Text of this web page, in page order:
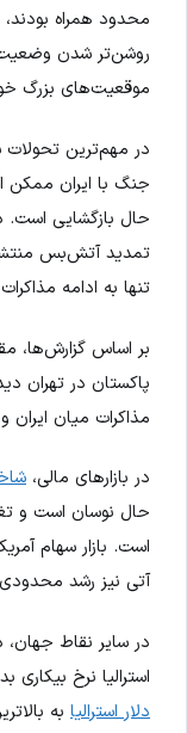
محدود همراه بودند،
روشن‌تر شدن وضعیت
موقعیت‌های بزرگ
در مهم‌ترین تحولات
جنگ با ایران ممکن
حال بازگشایی است.
تمدید آتش‌بس
تنها به ادامه
بر اساس گزارش‌ها،
پاکستان در تهران
مذاکرات میان
در بازارهای مالی،
حال نوسان است و
است. بازار سهام
آتی نیز رشد
در سایر نقاط
استرالیا نرخ بیکاری بدون
دلار استرالیا به